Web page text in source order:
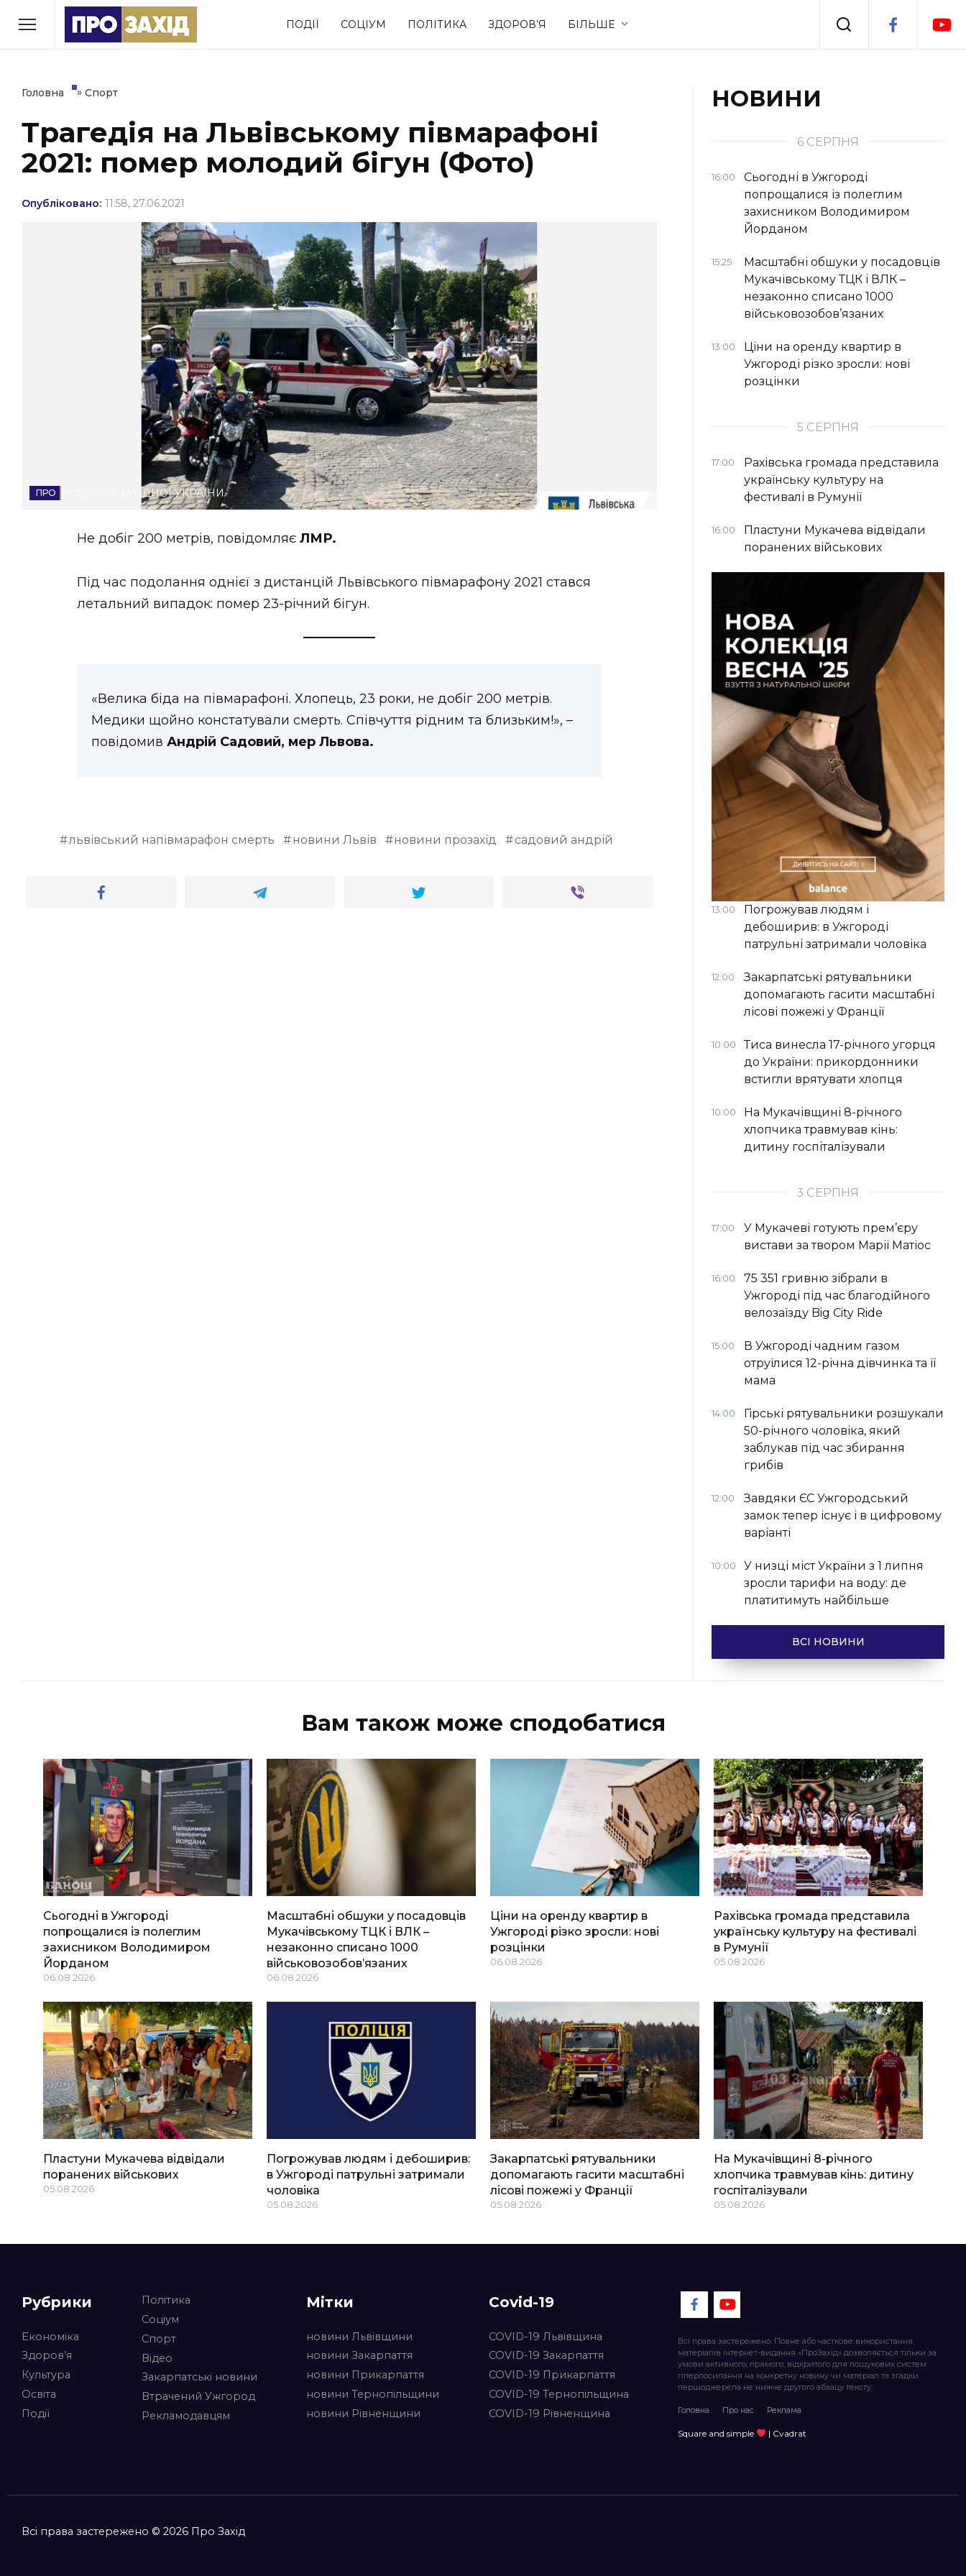
ПОДІЇ СОЦІУМ ПОЛІТИКА ЗДОРОВ’Я БІЛЬШЕ
РУБРИКИ
Економіка Події
Політика Соціум Спорт Стиль життя
Втрачений Ужгород
ЗАКАРПАТСЬКІ НОВИНИ
НОВИНИ ЗАХІДНОЇ УКРАЇНИ
ВІДЕО
Головна » Спорт
Трагедія на Львівському півмарафоні
2021: помер молодий бігун (Фото)
Опубліковано: 11:58, 27.06.2021
НОВИНИ ЗАХІДНОЇ УКРАЇНИ
Не добіг 200 метрів, повідомляє ЛМР.
Під час подолання однієї з дистанцій Львівського півмарафону 2021 стався
летальний випадок: помер 23-річний бігун.
«Велика біда на півмарафоні. Хлопець, 23 роки, не добіг 200 метрів.
Медики щойно констатували смерть. Співчуття рідним та близьким!», –
повідомив Андрій Садовий, мер Львова.
львівський напівмарафон смерть новини Львів новини прозахід садовий андрій
НОВИНИ
6 СЕРПНЯ
16:00
Сьогодні в Ужгороді
попрощалися із полеглим
захисником Володимиром
Йорданом
15:25
Масштабні обшуки у посадовців
Мукачівському ТЦК і ВЛК –
незаконно списано 1000
військовозобов’язаних
13:00
Ціни на оренду квартир в
Ужгороді різко зросли: нові
розцінки
5 СЕРПНЯ
17:00
Рахівська громада представила
українську культуру на
фестивалі в Румунії
16:00
Пластуни Мукачева відвідали
поранених військових
13:00
Погрожував людям і
дебоширив: в Ужгороді
патрульні затримали чоловіка
12:00
Закарпатські рятувальники
допомагають гасити масштабні
лісові пожежі у Франції
10:00
Тиса винесла 17-річного угорця
до України: прикордонники
встигли врятувати хлопця
10:00
На Мукачівщині 8-річного
хлопчика травмував кінь:
дитину госпіталізували
3 СЕРПНЯ
17:00
У Мукачеві готують прем’єру
вистави за твором Марії Матіос
16:00
75 351 гривню зібрали в
Ужгороді під час благодійного
велозаїзду Big Сity Ride
15:00
В Ужгороді чадним газом
отруїлися 12-річна дівчинка та її
мама
14:00
Гірські рятувальники розшукали
50-річного чоловіка, який
заблукав під час збирання
грибів
12:00
Завдяки ЄС Ужгородський
замок тепер існує і в цифровому
варіанті
10:00
У низці міст України з 1 липня
зросли тарифи на воду: де
платитимуть найбільше
ВСІ НОВИНИ
Вам також може сподобатися
Сьогодні в Ужгороді
попрощалися із полеглим
захисником Володимиром
Йорданом
06.08.2026
Масштабні обшуки у посадовців
Мукачівському ТЦК і ВЛК –
незаконно списано 1000
військовозобов’язаних
06.08.2026
Ціни на оренду квартир в
Ужгороді різко зросли: нові
розцінки
06.08.2026
Рахівська громада представила
українську культуру на фестивалі
в Румунії
05.08.2026
Пластуни Мукачева відвідали
поранених військових
05.08.2026
Погрожував людям і дебоширив:
в Ужгороді патрульні затримали
чоловіка
05.08.2026
Закарпатські рятувальники
допомагають гасити масштабні
лісові пожежі у Франції
05.08.2026
На Мукачівщині 8-річного
хлопчика травмував кінь: дитину
госпіталізували
05.08.2026
Рубрики
Економіка
Здоров’я
Культура
Освіта
Події
Політика
Соціум
Спорт
Відео
Закарпатські новини
Втрачений Ужгород
Рекламодавцям
Мітки
новини Львівщини
новини Закарпаття
новини Прикарпаття
новини Тернопільщини
новини Рівненщини
Covid-19
COVID-19 Львівщина
COVID-19 Закарпаття
COVID-19 Прикарпаття
COVID-19 Тернопільщина
COVID-19 Рівненщина
Всі права застережено. Повне або часткове використання
матеріалів інтернет-видання «ПроЗахід» дозволяється тільки за
умови активного, прямого, відкритого для пошукових систем
гіперпосилання на конкретну новину чи матеріал та згадки
першоджерела не нижче другого абзацу тексту.
Головна Про нас Реклама
Square and simple | Cvadrat
Всі права застережено © 2026 Про Захід